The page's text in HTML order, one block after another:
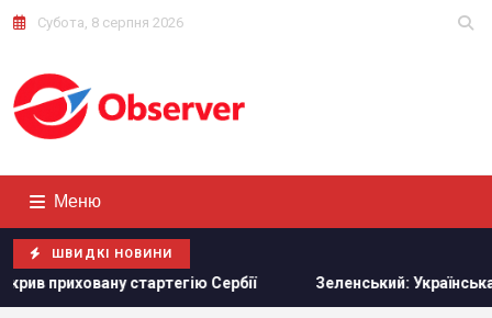
Субота, 8 серпня 2026
Меню
ШВИДКІ НОВИНИ
стартегію Сербії Зеленський: Українська оборонка